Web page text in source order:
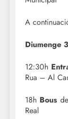
A
Diumenge
12:30h
Rua – Al
18h Bous
Real